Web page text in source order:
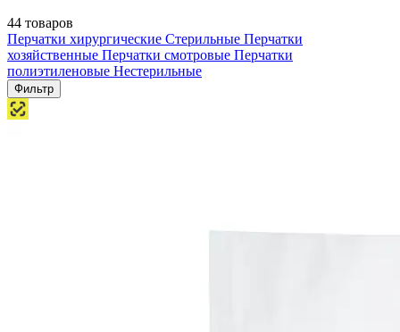
44 товаров
Перчатки хирургические Стерильные Перчатки
хозяйственные Перчатки смотровые Перчатки
полиэтиленовые Нестерильные
Фильтр